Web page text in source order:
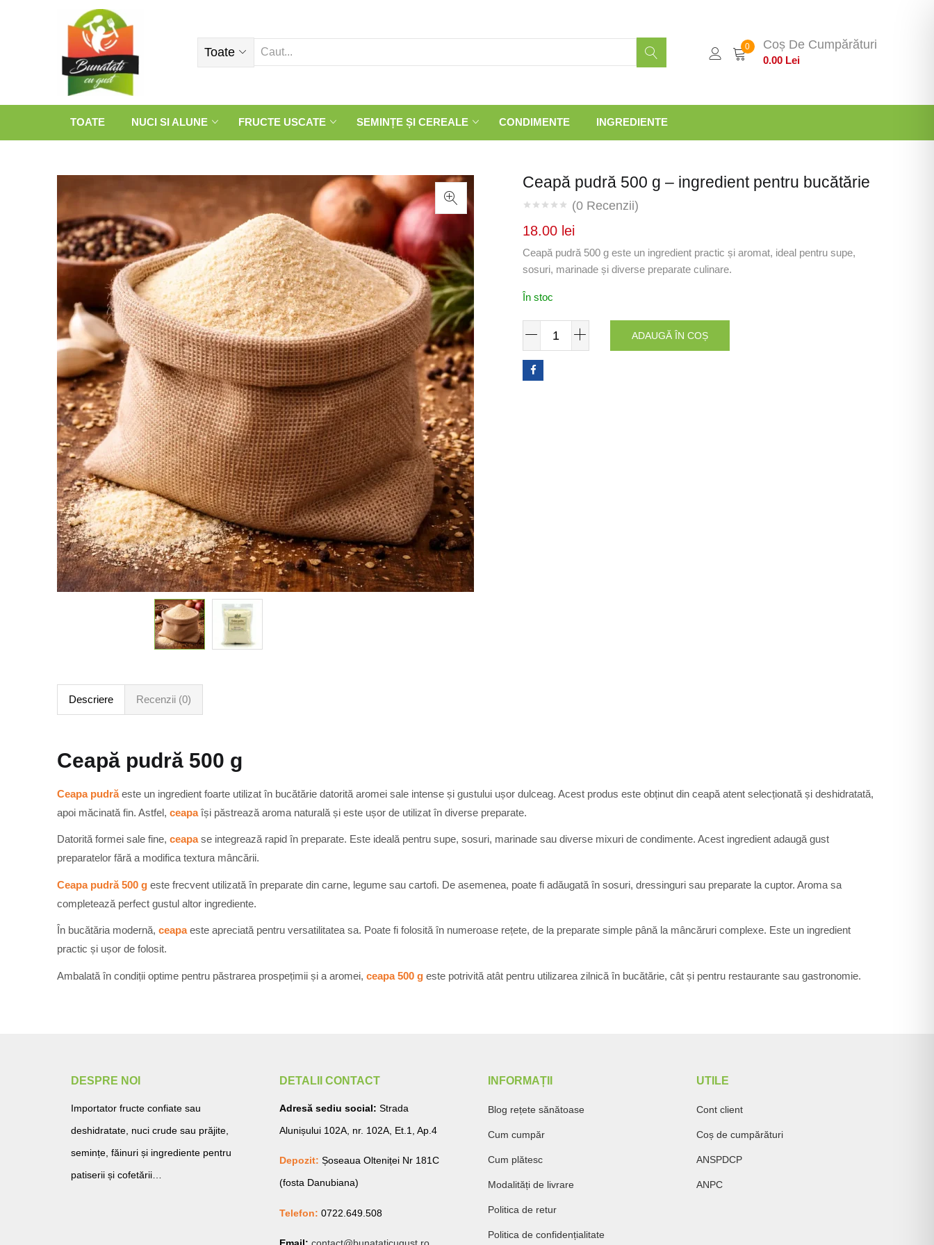
Toate 0 Coș De Cumpărături
0.00 Lei
TOATE NUCI SI ALUNE FRUCTE USCATE SEMINȚE ȘI CEREALE CONDIMENTE INGREDIENTE
Ceapă pudră 500 g – ingredient pentru bucătărie
(0 Recenzii)
18.00 lei
Ceapă pudră 500 g este un ingredient practic și aromat, ideal pentru supe,
sosuri, marinade și diverse preparate culinare.
În stoc
ADAUGĂ ÎN COȘ
Descriere Recenzii (0)
Ceapă pudră 500 g
Ceapa pudrăeste un ingredient foarte utilizat în bucătărie datorită aromei sale intense și gustului ușor dulceag. Acest produs este obținut din ceapă atent selecționată și deshidratată,
apoi măcinată fin. Astfel, ceapaîși păstrează aroma naturală și este ușor de utilizat în diverse preparate.
Datorită formei sale fine, ceapase integrează rapid în preparate. Este ideală pentru supe, sosuri, marinade sau diverse mixuri de condimente. Acest ingredient adaugă gust
preparatelor fără a modifica textura mâncării.
Ceapa pudră 500 g este frecvent utilizată în preparate din carne, legume sau cartofi. De asemenea, poate fi adăugată în sosuri, dressinguri sau preparate la cuptor. Aroma sa
completează perfect gustul altor ingrediente.
În bucătăria modernă, ceapaeste apreciată pentru versatilitatea sa. Poate fi folosită în numeroase rețete, de la preparate simple până la mâncăruri complexe. Este un ingredient
practic și ușor de folosit.
Ambalată în condiții optime pentru păstrarea prospețimii și a aromei, ceapa 500 g este potrivită atât pentru utilizarea zilnică în bucătărie, cât și pentru restaurante sau gastronomie.
DESPRE NOI
Importator fructe confiate sau
deshidratate, nuci crude sau prăjite,
semințe, făinuri și ingrediente pentru
patiserii și cofetării…
DETALII CONTACT
Adresă sediu social: Strada
Alunișului 102A, nr. 102A, Et.1, Ap.4
Depozit: Șoseaua Olteniței Nr 181C
(fosta Danubiana)
Telefon: 0722.649.508
INFORMAȚII
Blog rețete sănătoase
Cum cumpăr
Cum plătesc
Modalități de livrare
Politica de retur
Politica de confidențialitate
UTILE
Cont client
Coș de cumpărături
ANSPDCP
ANPC